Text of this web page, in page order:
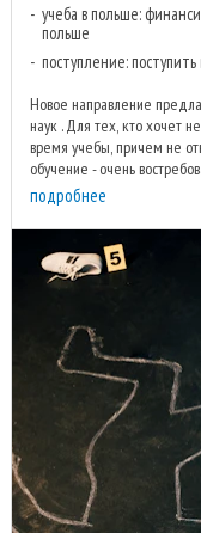
учеба в польше:
польше
поступление:
Новое направление
наук . Для тех, кто хочет
время учебы, причем не
обучение - очень
подробнее